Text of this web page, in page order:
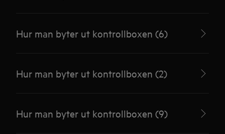
Hur man byter ut kontrollboxen (6)
Hur man byter ut kontrollboxen (2)
Hur man byter ut kontrollboxen (9)